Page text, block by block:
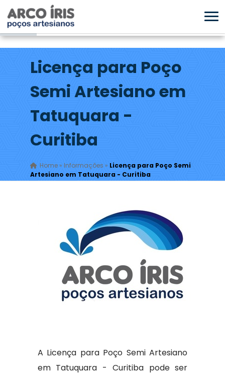
Licença para Poço
Semi Artesiano em
Tatuquara -
Curitiba
Home» Informações » Licença para Poço Semi
Artesiano em Tatuquara - Curitiba
A Licença para Poço Semi Artesiano
em Tatuquara - Curitiba pode ser